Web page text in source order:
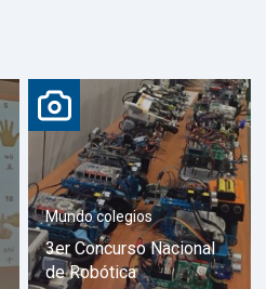
Mundo colegios
3er Concurso Nacional
de Robótica